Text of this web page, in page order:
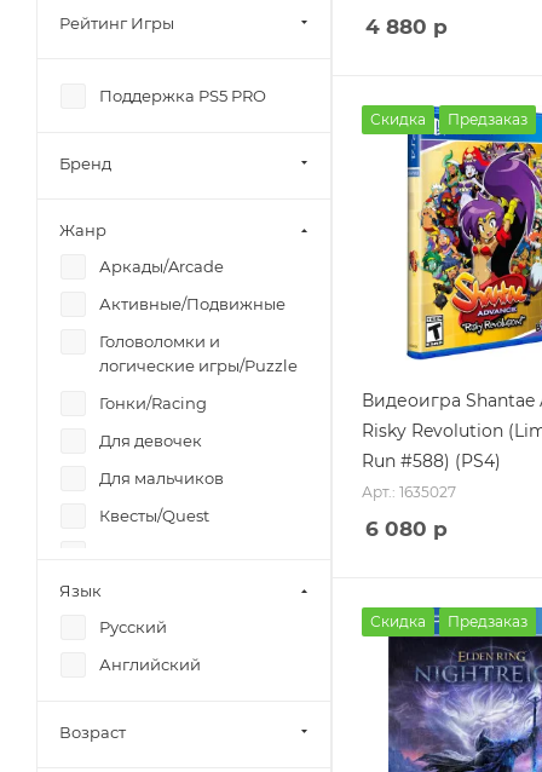
4 880 р
Скидка Предзаказ
Видеоигра Shantae
Risky Revolution
Run #588) (PS4)
Арт.: 1635027
6 080 р
Скидка Предзаказ
Рейтинг Игры
Поддержка PS5 PRO
Бренд
Жанр
Аркады/Arcade
Активные/Подвижные
Головоломки и
логические игры/Puzzle
Гонки/Racing
Для девочек
Для мальчиков
Квесты/Quest
Для компании/Party
Платформер/Platformer
Драки/Fighting
Ролевые игры/RPG
Язык
Русский
Английский
Возраст